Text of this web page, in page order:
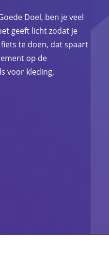
Doel, ben je veel
geeft licht zodat je
te doen, dat spaart
op de
voor kleding,